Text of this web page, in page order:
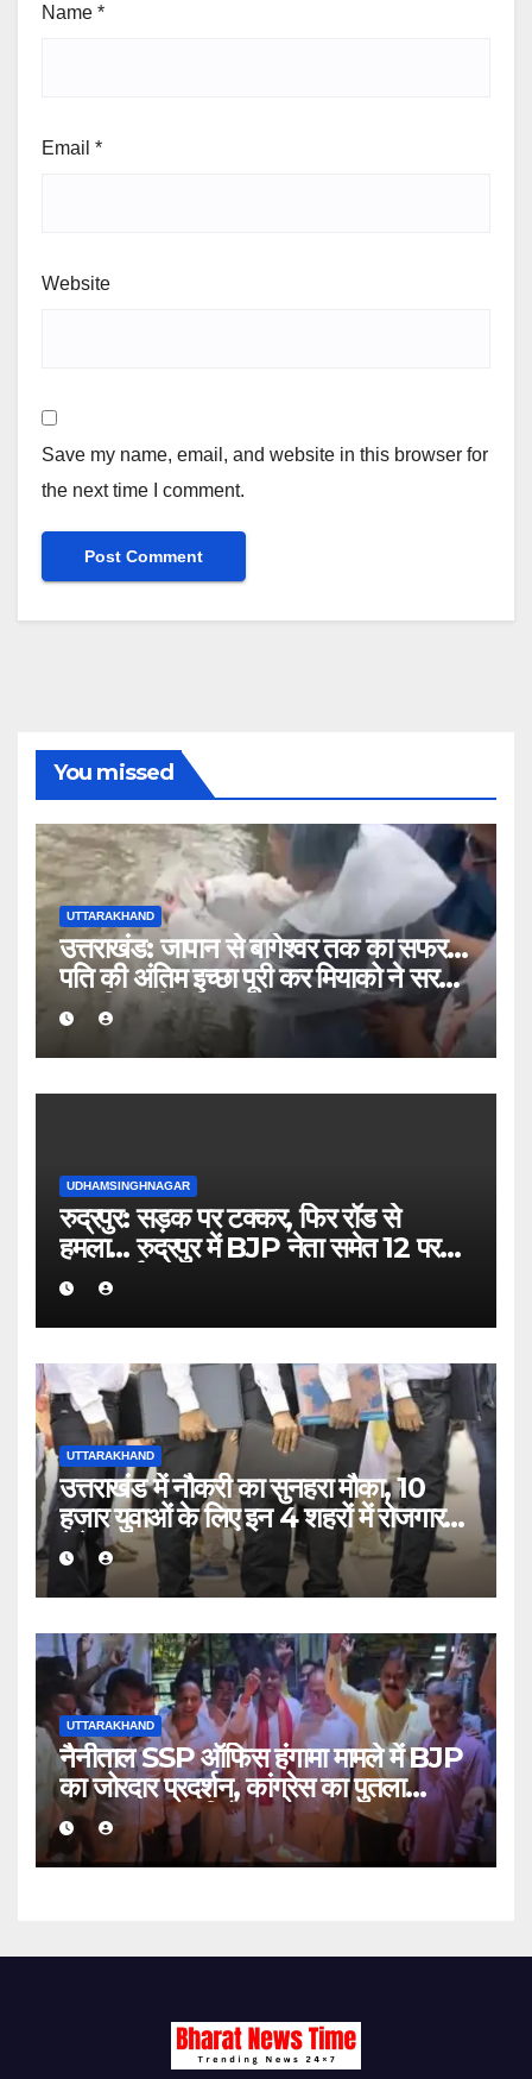
Name *
Email *
Website
Save my name, email, and website in this browser for
the next time I comment.
You missed
UTTARAKHAND
उत्तराखंड: जापान से बागेश्वर तक का सफर…
पति की अंतिम इच्छा पूरी कर मियाको ने सरयू में
प्रवाहित की अस्थियां
UDHAMSINGHNAGAR
रुद्रपुर: सड़क पर टक्कर, फिर रॉड से
हमला… रुद्रपुर में BJP नेता समेत 12 पर
FIR दर्ज
UTTARAKHAND
उत्तराखंड में नौकरी का सुनहरा मौका, 10
हजार युवाओं के लिए इन 4 शहरों में रोजगार
मेले
UTTARAKHAND
नैनीताल SSP ऑफिस हंगामा मामले में BJP
का जोरदार प्रदर्शन, कांग्रेस का पुतला
फूंककर जताया विरोध